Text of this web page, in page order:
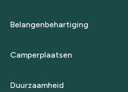
Belangenbehartiging
Camperplaatsen
Duurzaamheid